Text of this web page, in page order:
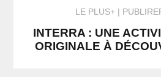
LE PLUS+
INTERRA : UNE
ORIGINALE À